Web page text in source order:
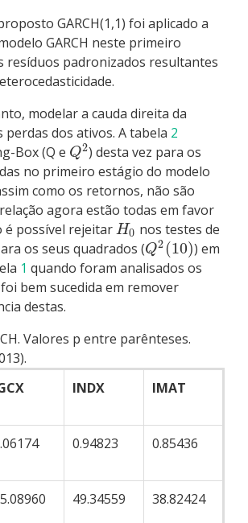
GARCH(1,1) foi aplicado a
GARCH neste primeiro
resíduos padronizados resultantes
modelar a cauda direita da
dos ativos. A tabela 2
Box (Q e Q2) desta vez para os
no primeiro estágio do modelo
como os retornos, não são
agora estão todas em favor
é possível rejeitar H0 nos testes de
os seus quadrados (Q2 (10)) em
1 quando foram analisados os
bem sucedida em remover
destas.
Valores p entre parênteses.
INDX IMAT
0.94823 0.85436
49.34559 38.82424